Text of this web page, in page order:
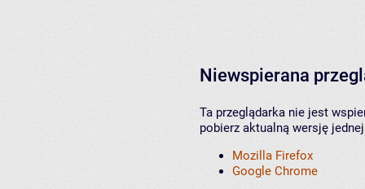
Niewspierana
Ta przeglądarka nie jest
pobierz aktualną wersję
Mozilla Firefox
Google Chrome